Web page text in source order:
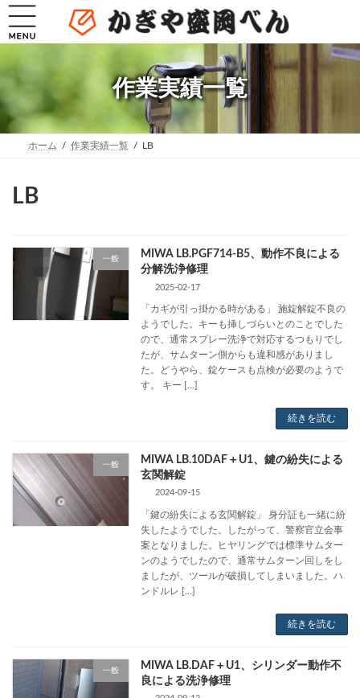
コ
テ
へ
ッ
プ
ナ
ゲ
ョ
移
動
作業実績一覧
ホーム 作業実績一覧 LB
LB
一般
MIWA LB.PGF714-B5、動作不良による
分解洗浄修理
2025-02-17
「カギが引っ掛かる時がある」 施錠解錠不良の
ようでした。キーも挿しづらいとのことでした
ので、通常スプレー洗浄で対応するつもりでし
たが、サムターン側からも違和感がありまし
た。どうやら、錠ケースも点検が必要のようで
す。 キー […]
続きを読む
一般
MIWA LB.10DAF＋U1、鍵の紛失による
玄関解錠
2024-09-15
「鍵の紛失による玄関解錠」 身分証も一緒に紛
失したようでした。したがって、警察官立会事
案となりました。ヒヤリングでは標準サムター
ンのようでしたので、通常サムターン回しをし
ましたが、ツールが破損してしまいました。ハ
ンドルレ […]
続きを読む
一般
MIWA LB.DAF＋U1、シリンダー動作不
良による洗浄修理